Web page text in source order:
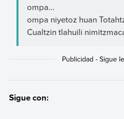
ompa…
ompa niyetoz huan
Cualtzin tlahuili
Sigue con: